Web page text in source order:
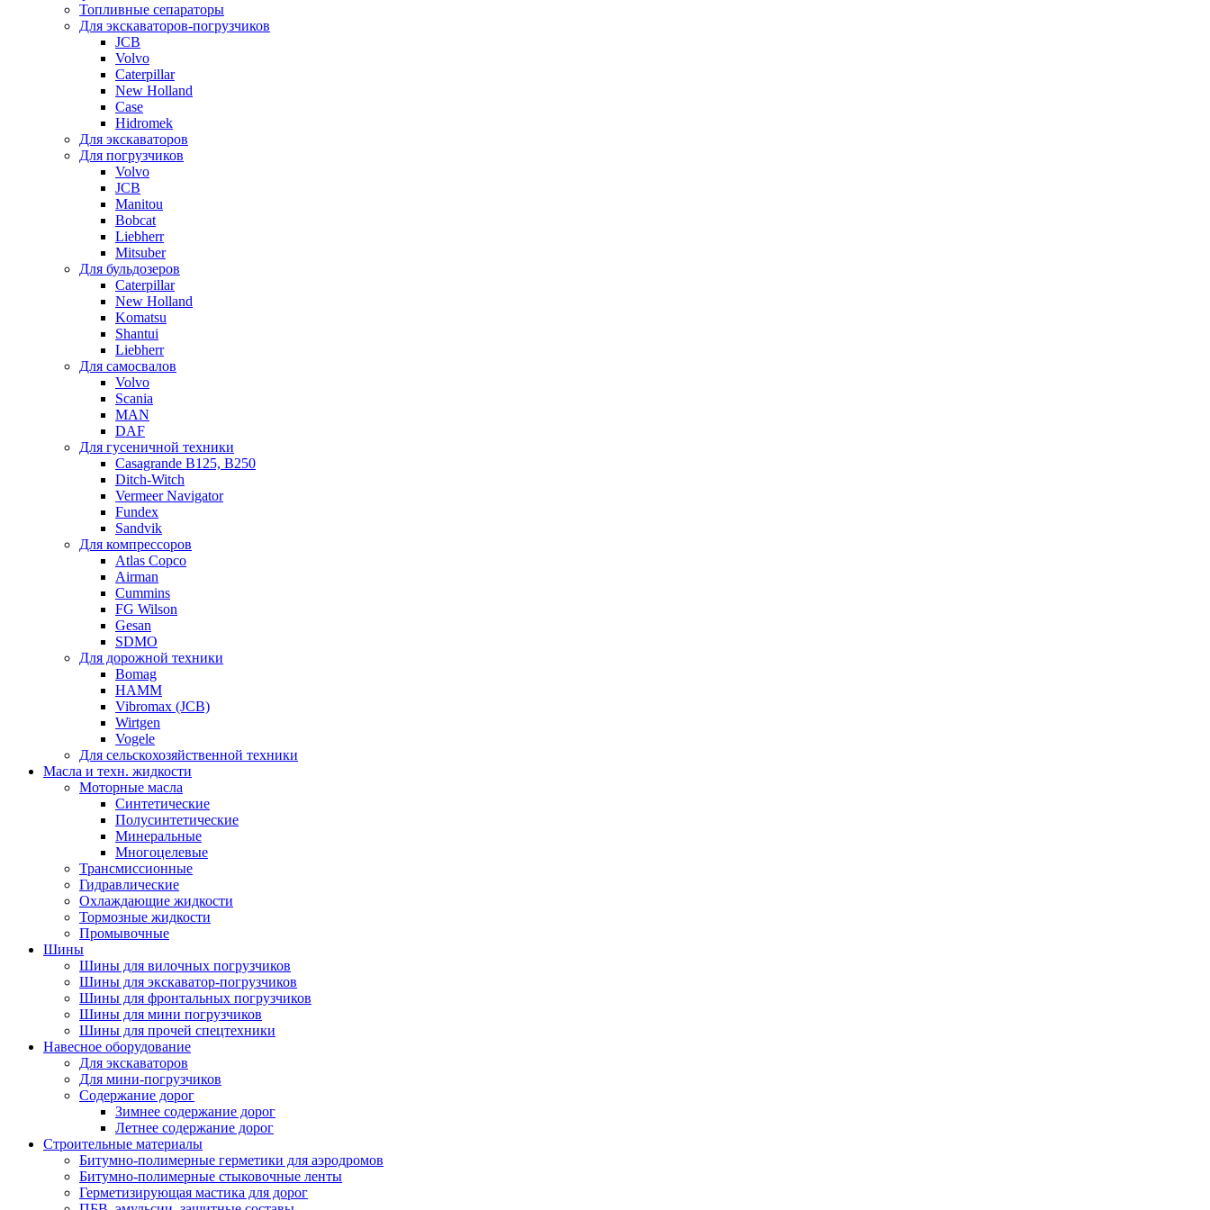
Топливные сепараторы
Для экскаваторов-погрузчиков
JCB
Volvo
Caterpillar
New Holland
Case
Hidromek
Для экскаваторов
Для погрузчиков
Volvo
JCB
Manitou
Bobcat
Liebherr
Mitsuber
Для бульдозеров
Caterpillar
New Holland
Komatsu
Shantui
Liebherr
Для самосвалов
Volvo
Scania
MAN
DAF
Для гусеничной техники
Casagrande B125, B250
Ditch-Witch
Vermeer Navigator
Fundex
Sandvik
Для компрессоров
Atlas Copco
Airman
Cummins
FG Wilson
Gesan
SDMO
Для дорожной техники
Bomag
HAMM
Vibromax (JCB)
Wirtgen
Vogele
Для сельскохозяйственной техники
Масла и техн. жидкости
Моторные масла
Синтетические
Полусинтетические
Минеральные
Многоцелевые
Трансмиссионные
Гидравлические
Охлаждающие жидкости
Тормозные жидкости
Промывочные
Шины
Шины для вилочных погрузчиков
Шины для экскаватор-погрузчиков
Шины для фронтальных погрузчиков
Шины для мини погрузчиков
Шины для прочей спецтехники
Навесное оборудование
Для экскаваторов
Для мини-погрузчиков
Содержание дорог
Зимнее содержание дорог
Летнее содержание дорог
Строительные материалы
Битумно-полимерные герметики для аэродромов
Битумно-полимерные стыковочные ленты
Герметизирующая мастика для дорог